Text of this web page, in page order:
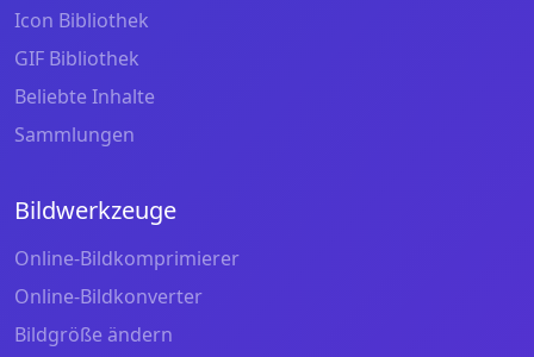
Icon Bibliothek
GIF Bibliothek
Beliebte Inhalte
Sammlungen
Bildwerkzeuge
Online-Bildkomprimierer
Online-Bildkonverter
Bildgröße ändern